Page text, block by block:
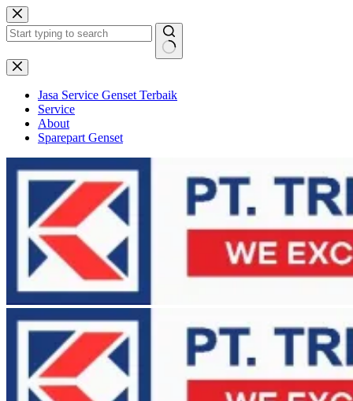
Skip
to
content
No
results
Jasa Service Genset Terbaik
Service
About
Sparepart Genset